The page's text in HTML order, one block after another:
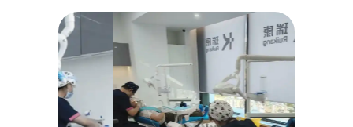
Отправить фото в Telegram